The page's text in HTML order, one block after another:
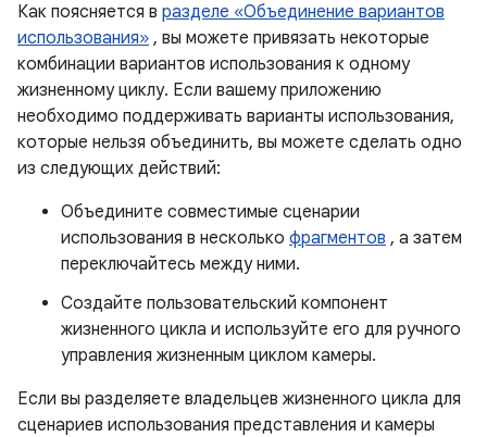
Как поясняется в разделе «Объединение вариантов
использования» , вы можете привязать некоторые
комбинации вариантов использования к одному
жизненному циклу. Если вашему приложению
необходимо поддерживать варианты использования,
которые нельзя объединить, вы можете сделать одно
из следующих действий:
Объедините совместимые сценарии
использования в несколько фрагментов , а затем
переключайтесь между ними.
Создайте пользовательский компонент
жизненного цикла и используйте его для ручного
управления жизненным циклом камеры.
Если вы разделяете владельцев жизненного цикла для
сценариев использования представления и камеры